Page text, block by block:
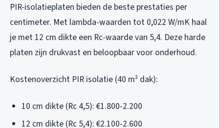
PIR-isolatieplaten bieden de beste prestaties per
centimeter. Met lambda-waarden tot 0,022 W/mK haal
je met 12 cm dikte een Rc-waarde van 5,4. Deze harde
platen zijn drukvast en beloopbaar voor onderhoud.
Kostenoverzicht PIR isolatie (40 m² dak):
10 cm dikte (Rc 4,5): €1.800-2.200
12 cm dikte (Rc 5,4): €2.100-2.600